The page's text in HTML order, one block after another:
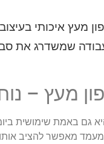
מעץ איכותי
שמשדרג את
מעץ –
גם באמת שימושית
מאפשר להציב אותו